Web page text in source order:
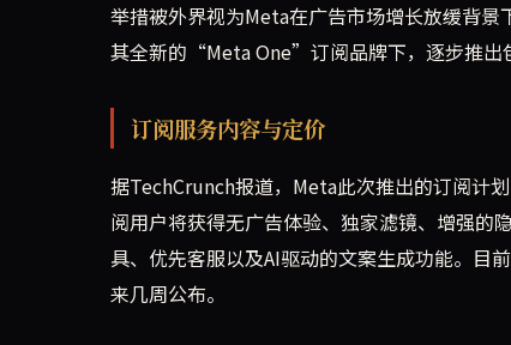
举措被外界视为Meta在广告市场增长放缓背
其全新的“Meta One”订阅品牌下，逐步推出
订阅服务内容与定价
据TechCrunch报道，Meta此次推出的订阅计
阅用户将获得无广告体验、独家滤镜、增强的
具、优先客服以及AI驱动的文案生成功能。目
来几周公布。